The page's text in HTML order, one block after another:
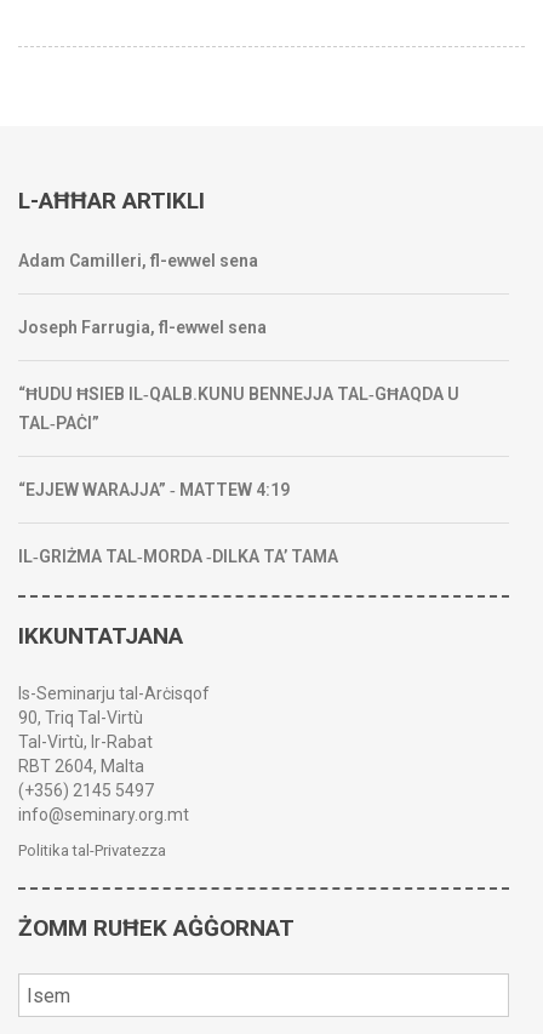
L-AĦĦAR ARTIKLI
Adam Camilleri, fl-ewwel sena
Joseph Farrugia, fl-ewwel sena
“ĦUDU ĦSIEB IL‑QALB.KUNU BENNEJJA TAL‑GĦAQDA U
TAL‑PAĊI”
“EJJEW WARAJJA” ‑ MATTEW 4:19
IL‑GRIŻMA TAL‑MORDA ‑DILKA TA’ TAMA
IKKUNTATJANA
Is-Seminarju tal-Arċisqof
90, Triq Tal-Virtù
Tal-Virtù, Ir-Rabat
RBT 2604, Malta
(+356) 2145 5497
info@seminary.org.mt
Politika tal-Privatezza
ŻOMM RUĦEK AĠĠORNAT